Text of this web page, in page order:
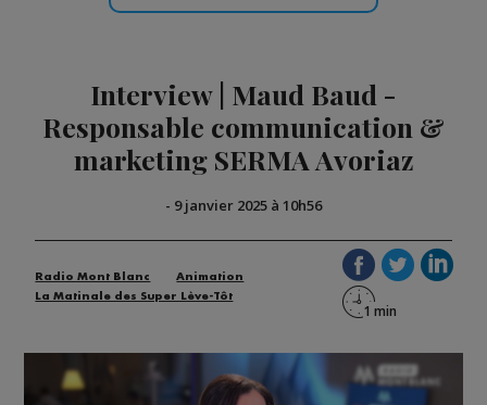
Interview | Maud Baud -
Responsable communication &
marketing SERMA Avoriaz
- 9 janvier 2025 à 10h56
Radio Mont Blanc
Animation
La Matinale des Super Lève-Tôt